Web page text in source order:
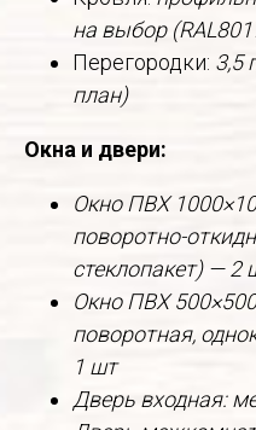
на выбор
Перегородки: 3,5
план)
Окна и двери:
Окно ПВХ
поворотно-
стеклопакет) — 2
Окно ПВХ
поворотная,
1 шт
Дверь входная: